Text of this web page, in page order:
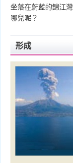
坐落在蔚藍的錦江
哪兒呢？
形成